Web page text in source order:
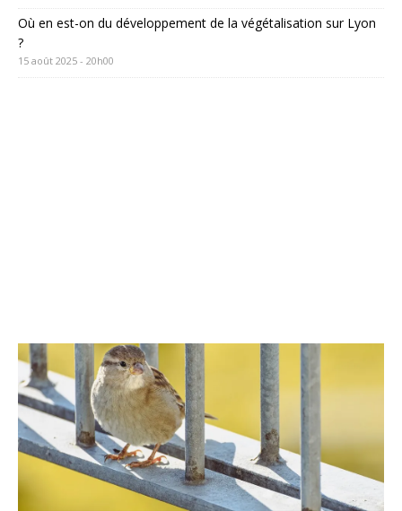
Où en est-on du développement de la végétalisation sur Lyon
?
15 août 2025 - 20h00